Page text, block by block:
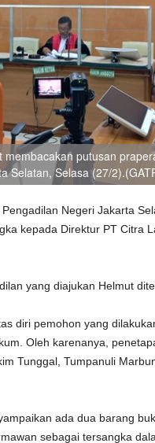
putusan
Selatan, Selasa (27/
Negeri Jakarta
kepada Direktur PT Citra
yang diajukan Helmut
diri pemohon yang
Oleh karenanya,
Tunggal, Tumpanuli
ada dua barang
sebagai tersangka